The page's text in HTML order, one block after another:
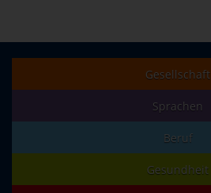
Gesellschaft
Sprachen
Beruf
Gesundheit